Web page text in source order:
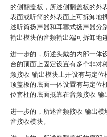
的侧翻盖板，所述侧翻盖板的外
表面或听筒的外表面上可拆卸地
述听筒扬声器和耳塞式扬声器分
输出模块的音频输出端可拆卸地
进一步的，所述头戴的内部一体
台的顶面上固定设置有多个非对
频接收-输出模块上开设有与定
顶盖板的底面一体设置有与定位
位套柱的底面抵靠在音频接收-输
进一步的，所述音频接收-输出
音接收模块。